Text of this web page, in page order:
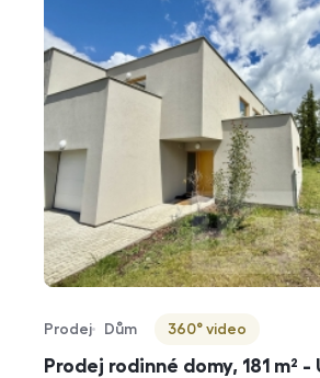
Prodej rodinné domy, 181 m² -
Typ nabídky
Prodej
Typ nemovitosti
Dům
Virtuální prohlídka
360° video